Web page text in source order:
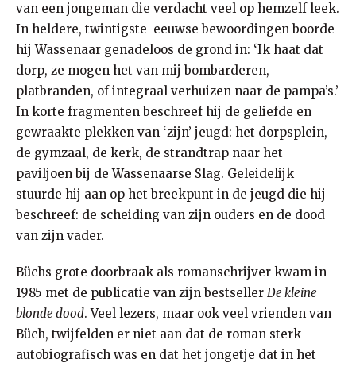
van een jongeman die verdacht veel op hemzelf leek.
In heldere, twintigste-eeuwse bewoordingen boorde
hij Wassenaar genadeloos de grond in: ‘Ik haat dat
dorp, ze mogen het van mij bombarderen,
platbranden, of integraal verhuizen naar de pampa’s.’
In korte fragmenten beschreef hij de geliefde en
gewraakte plekken van ‘zijn’ jeugd: het dorpsplein,
de gymzaal, de kerk, de strandtrap naar het
paviljoen bij de Wassenaarse Slag. Geleidelijk
stuurde hij aan op het breekpunt in de jeugd die hij
beschreef: de scheiding van zijn ouders en de dood
van zijn vader.
Büchs grote doorbraak als romanschrijver kwam in
1985 met de publicatie van zijn bestseller De kleine
blonde dood. Veel lezers, maar ook veel vrienden van
Büch, twijfelden er niet aan dat de roman sterk
autobiografisch was en dat het jongetje dat in het